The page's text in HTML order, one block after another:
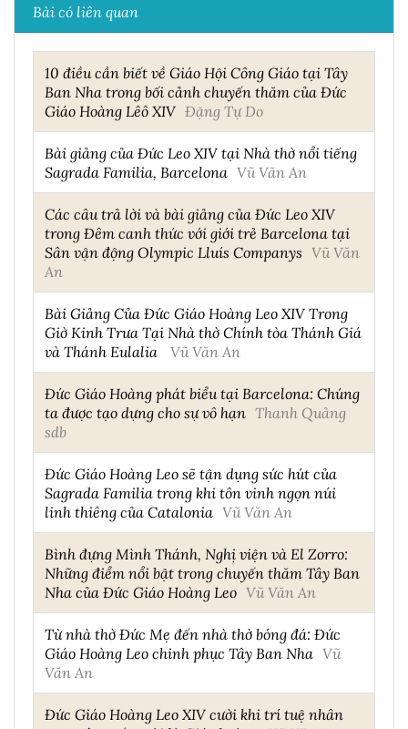
Bài có liên quan
10 điều cần biết về Giáo Hội Công Giáo tại Tây
Ban Nha trong bối cảnh chuyến thăm của Đức
Giáo Hoàng Lêô XIV Đặng Tự Do
Bài giảng của Đức Leo XIV tại Nhà thờ nổi tiếng
Sagrada Familia, Barcelona Vũ Văn An
Các câu trả lời và bài giảng của Đức Leo XIV
trong Đêm canh thức với giới trẻ Barcelona tại
Sân vận động Olympic Lluís Companys Vũ Văn
An
Bài Giảng Của Đức Giáo Hoàng Leo XIV Trong
Giờ Kinh Trưa Tại Nhà thờ Chính tòa Thánh Giá
và Thánh Eulalia
Vũ Văn An
Đức Giáo Hoàng phát biểu tại Barcelona: Chúng
ta được tạo dựng cho sự vô hạn Thanh Quảng
sdb
Đức Giáo Hoàng Leo sẽ tận dụng sức hút của
Sagrada Familia trong khi tôn vinh ngọn núi
linh thiêng của Catalonia Vũ Văn An
Bình đựng Mình Thánh, Nghị viện và El Zorro:
Những điểm nổi bật trong chuyến thăm Tây Ban
Nha của Đức Giáo Hoàng Leo Vũ Văn An
Từ nhà thờ Đức Mẹ đến nhà thờ bóng đá: Đức
Giáo Hoàng Leo chinh phục Tây Ban Nha Vũ
Văn An
Đức Giáo Hoàng Leo XIV cười khi trí tuệ nhân